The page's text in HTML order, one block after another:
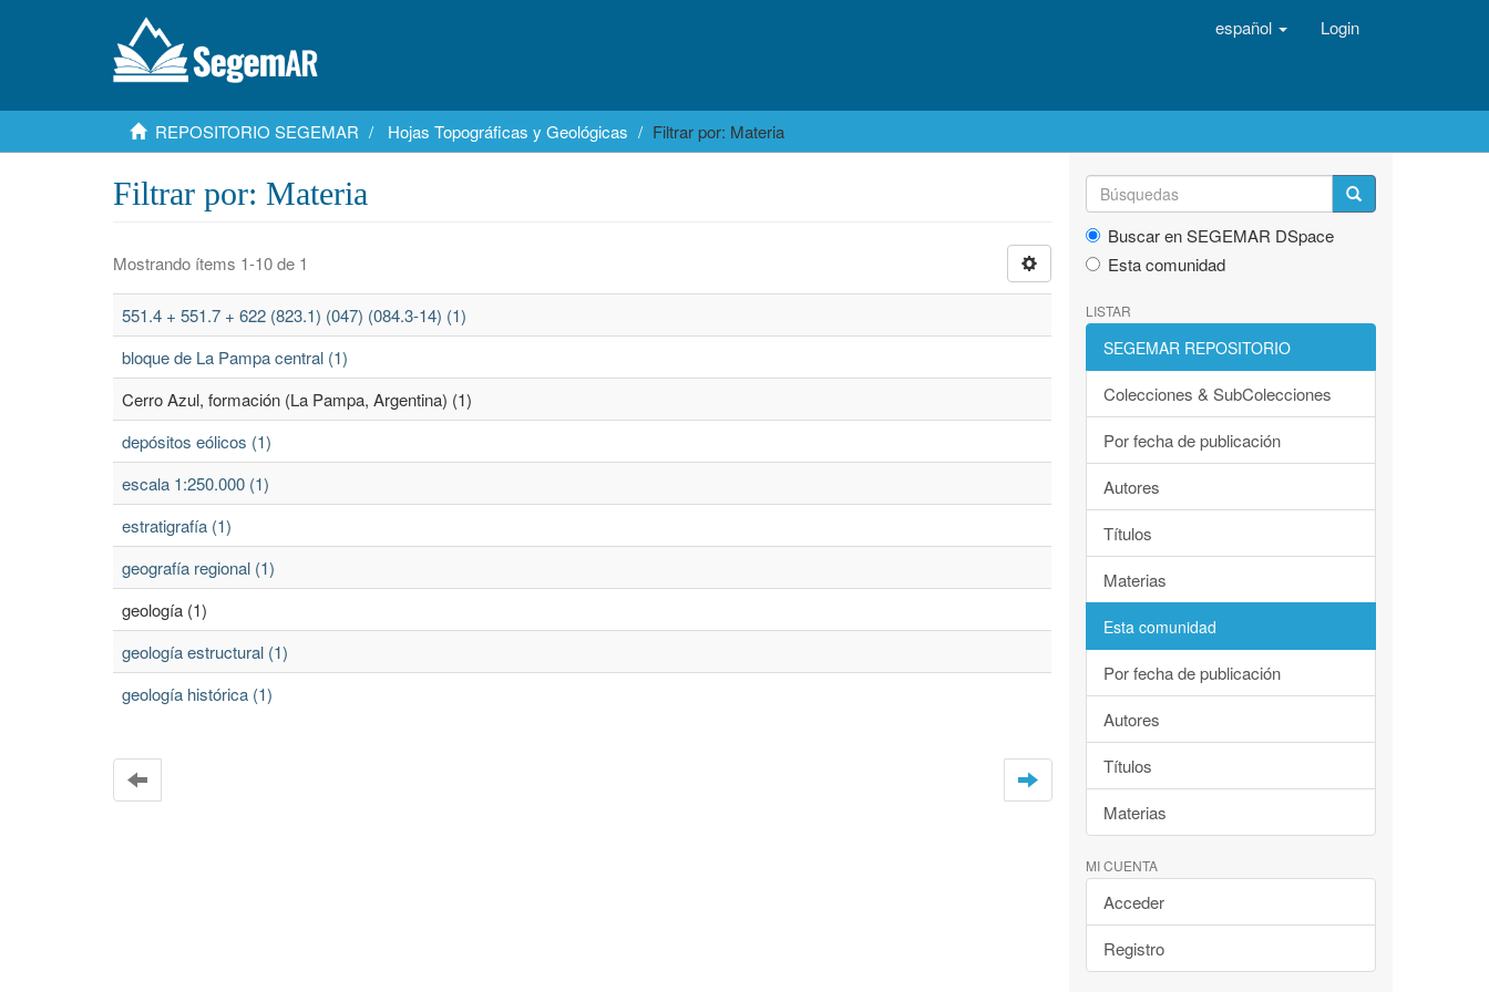
español Login
REPOSITORIO SEGEMAR Hojas Topográficas y Geológicas Filtrar por: Materia
Filtrar por: Materia
Mostrando ítems 1-10 de 1
551.4 + 551.7 + 622 (823.1) (047) (084.3-14) (1)
bloque de La Pampa central (1)
Cerro Azul, formación (La Pampa, Argentina) (1)
depósitos eólicos (1)
escala 1:250.000 (1)
estratigrafía (1)
geografía regional (1)
geología (1)
geología estructural (1)
geología histórica (1)
Buscar en SEGEMAR DSpace
Esta comunidad
LISTAR
SEGEMAR REPOSITORIO
Colecciones & SubColecciones
Por fecha de publicación
Autores
Títulos
Materias
Esta comunidad
Por fecha de publicación
Autores
Títulos
Materias
MI CUENTA
Acceder
Registro